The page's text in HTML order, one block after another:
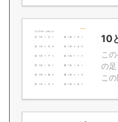
10
こ
の足
こ